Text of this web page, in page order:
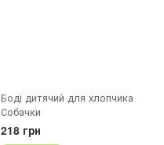
Боді дитячий для хлопчика
Собачки
218 грн